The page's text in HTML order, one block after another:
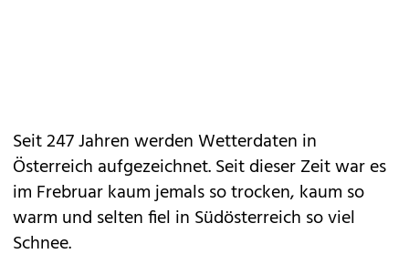
Seit 247 Jahren werden Wetterdaten in
Österreich aufgezeichnet. Seit dieser Zeit war es
im Frebruar kaum jemals so trocken, kaum so
warm und selten fiel in Südösterreich so viel
Schnee.